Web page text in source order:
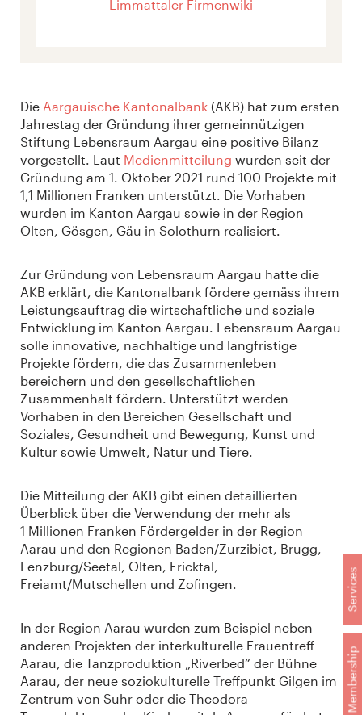
Membership
Services
Limmattaler Firmenwiki
Die Aargauische Kantonalbank (AKB) hat zum ersten
Jahrestag der Gründung ihrer gemeinnützigen
Stiftung Lebensraum Aargau eine positive Bilanz
vorgestellt. Laut Medienmitteilung wurden seit der
Gründung am 1. Oktober 2021 rund 100 Projekte mit
1,1 Millionen Franken unterstützt. Die Vorhaben
wurden im Kanton Aargau sowie in der Region
Olten, Gösgen, Gäu in Solothurn realisiert.
Zur Gründung von Lebensraum Aargau hatte die
AKB erklärt, die Kantonalbank fördere gemäss ihrem
Leistungsauftrag die wirtschaftliche und soziale
Entwicklung im Kanton Aargau. Lebensraum Aargau
solle innovative, nachhaltige und langfristige
Projekte fördern, die das Zusammenleben
bereichern und den gesellschaftlichen
Zusammenhalt fördern. Unterstützt werden
Vorhaben in den Bereichen Gesellschaft und
Soziales, Gesundheit und Bewegung, Kunst und
Kultur sowie Umwelt, Natur und Tiere.
Die Mitteilung der AKB gibt einen detaillierten
Überblick über die Verwendung der mehr als
1 Millionen Franken Fördergelder in der Region
Aarau und den Regionen Baden/Zurzibiet, Brugg,
Lenzburg/Seetal, Olten, Fricktal,
Freiamt/Mutschellen und Zofingen.
In der Region Aarau wurden zum Beispiel neben
anderen Projekten der interkulturelle Frauentreff
Aarau, die Tanzproduktion „Riverbed“ der Bühne
Aarau, der neue soziokulturelle Treffpunkt Gilgen im
Zentrum von Suhr oder die Theodora-